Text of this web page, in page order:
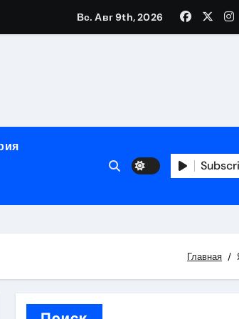
аспекты авторского и патентного права
Вс. Авг 9th, 2026
Главная